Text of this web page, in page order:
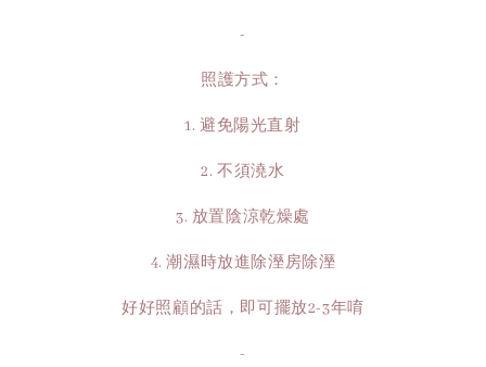
-
照護方式：
1. 避免陽光直射
2. 不須澆水
3. 放置陰涼乾燥處
4. 潮濕時放進除溼房除溼
好好照顧的話，即可擺放2-3年唷
-